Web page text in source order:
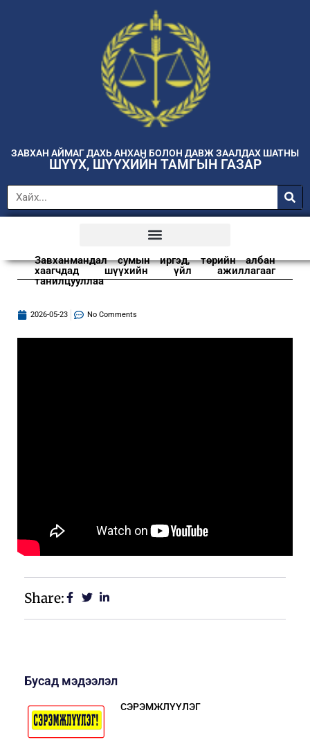
ЗАВХАН АЙМАГ ДАХЬ АНХАН БОЛОН ДАВЖ ЗААЛДАХ ШАТНЫ
ШҮҮХ, ШҮҮХИЙН ТАМГЫН ГАЗАР
Завханмандал сумын иргэд, төрийн албан
хаагчдад шүүхийн үйл ажиллагааг
танилцууллаа
2026-05-23 No Comments
Share:
Бусад мэдээлэл
СЭРЭМЖЛҮҮЛЭГ